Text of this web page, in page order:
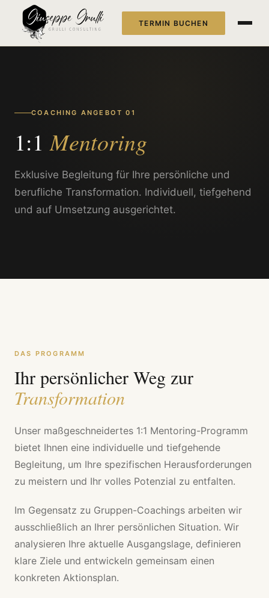
TERMIN BUCHEN
COACHING ANGEBOT 01
1:1Mentoring
Exklusive Begleitung für Ihre persönliche und
berufliche Transformation. Individuell, tiefgehend
und auf Umsetzung ausgerichtet.
DAS PROGRAMM
Ihr persönlicher Weg zur
Transformation
Unser maßgeschneidertes 1:1 Mentoring-Programm
bietet Ihnen eine individuelle und tiefgehende
Begleitung, um Ihre spezifischen Herausforderungen
zu meistern und Ihr volles Potenzial zu entfalten.
Im Gegensatz zu Gruppen-Coachings arbeiten wir
ausschließlich an Ihrer persönlichen Situation. Wir
analysieren Ihre aktuelle Ausgangslage, definieren
klare Ziele und entwickeln gemeinsam einen
konkreten Aktionsplan.